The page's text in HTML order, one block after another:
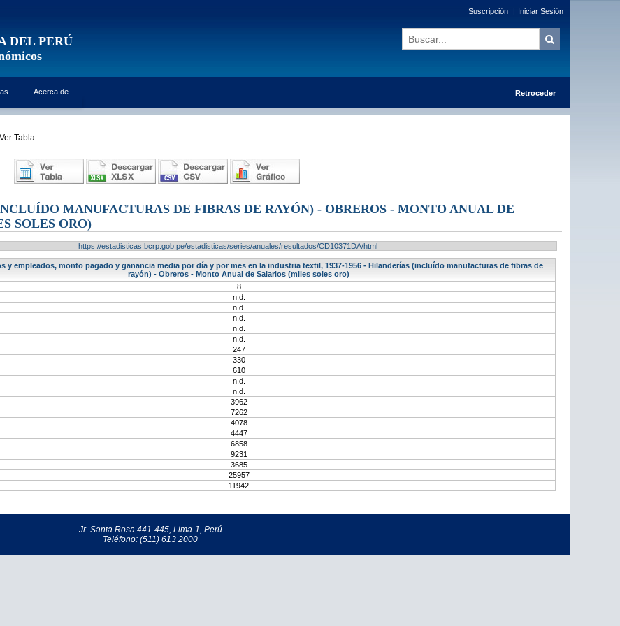
DEL PERÚ
Suscripción | Iniciar Sesión
Acerca de Retroceder
Ver Tabla
MANUFACTURAS DE FIBRAS DE RAYÓN) - OBREROS - MONTO ANUAL DE
SOLES ORO)
https://estadisticas.bcrp.gob.pe/estadisticas/series/anuales/resultados/CD10371DA/html
y empleados, monto pagado y ganancia media por día y por mes en la industria textil, 1937-1956 - Hilanderías (incluído manufacturas de fibras de
rayón) - Obreros - Monto Anual de Salarios (miles soles oro)
8
n.d.
n.d.
n.d.
n.d.
n.d.
247
330
610
n.d.
n.d.
3962
7262
4078
4447
6858
9231
3685
25957
11942
Jr. Santa Rosa 441-445, Lima-1, Perú
Teléfono: (511) 613 2000